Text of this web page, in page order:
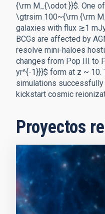
{\rm M_{\odot }}$. One
\gtrsim 100~{\rm {\rm
galaxies with flux ≳1
BCGs are affected by
resolve mini-haloes
changes from Pop III to
yr^{-1}}}$ form at z ~ 10.
simulations
kickstart cosmic
Proyectos